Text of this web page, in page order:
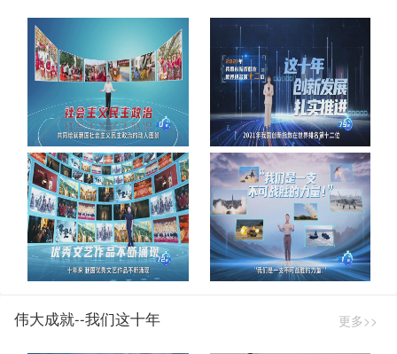
伟大成就--我们这十年 更多>>